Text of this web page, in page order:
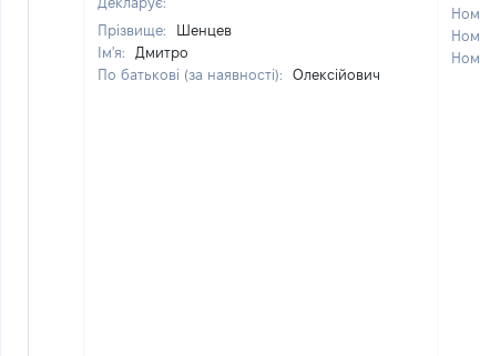
Прізвище:
Шенцев
Ім'я:
Дмитро
По батькові (за наявності):
Олексійович